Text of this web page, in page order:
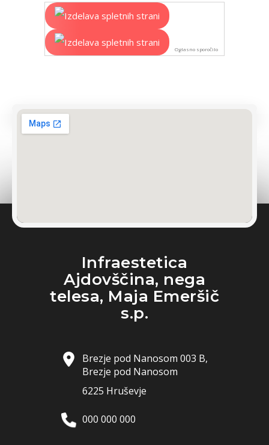
Oglasno sporočilo
Infraestetica
Ajdovščina, nega
telesa, Maja Emeršič
s.p.
Brezje pod Nanosom 003 B,
Brezje pod Nanosom
6225 Hruševje
000 000 000